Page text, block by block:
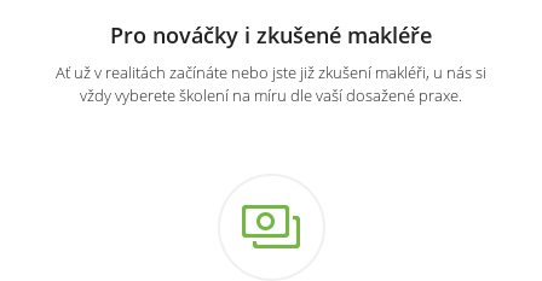
Pro nováčky i zkušené makléře
Ať už v realitách začínáte nebo jste již zkušení makléři, u nás si
vždy vyberete školení na míru dle vaší dosažené praxe.